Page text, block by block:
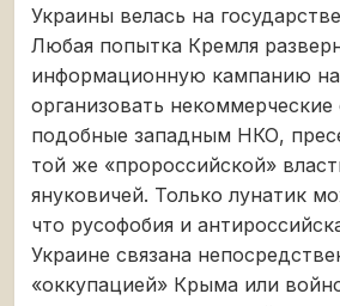
Украины велась на
Любая попытка Кремля
информационную кампанию на
организовать некоммерческие
подобные западным НКО,
той же «пророссийской»
януковичей. Только лунатик
что русофобия и
Украине связана
«оккупацией» Крыма или